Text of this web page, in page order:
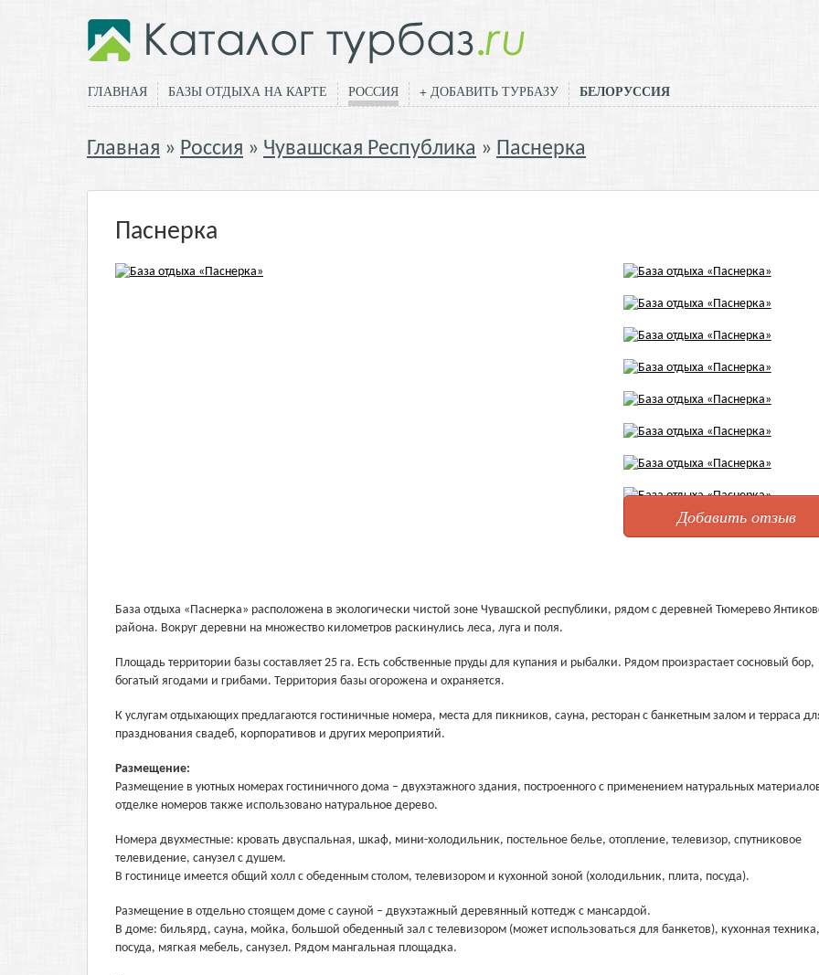
ГЛАВНАЯ БАЗЫ ОТДЫХА НА КАРТЕ РОССИЯ + ДОБАВИТЬ ТУРБАЗУ БЕЛОРУССИЯ
Главная Россия Чувашская Республика Паснерка
Паснерка
Добавить отзыв
База отдыха «Паснерка» расположена в экологически чистой зоне Чувашской республики, рядом с деревней Тюмерево
района. Вокруг деревни на множество километров раскинулись леса, луга и поля.
Площадь территории базы составляет 25 га. Есть собственные пруды для купания и рыбалки. Рядом произрастает сосновый бор,
богатый ягодами и грибами. Территория базы огорожена и охраняется.
К услугам отдыхающих предлагаются гостиничные номера, места для пикников, сауна, ресторан с банкетным залом и терраса
празднования свадеб, корпоративов и других мероприятий.
Размещение:
Размещение в уютных номерах гостиничного дома – двухэтажного здания, построенного с применением натуральных
отделке номеров также использовано натуральное дерево.
Номера двухместные: кровать двуспальная, шкаф, мини-холодильник, постельное белье, отопление, телевизор, спутниковое
телевидение, санузел с душем.
В гостинице имеется общий холл с обеденным столом, телевизором и кухонной зоной (холодильник, плита, посуда).
Размещение в отдельно стоящем доме с сауной – двухэтажный деревянный коттедж с мансардой.
В доме: бильярд, сауна, мойка, большой обеденный зал с телевизором (может использоваться для банкетов), кухонная техника,
посуда, мягкая мебель, санузел. Рядом мангальная площадка.